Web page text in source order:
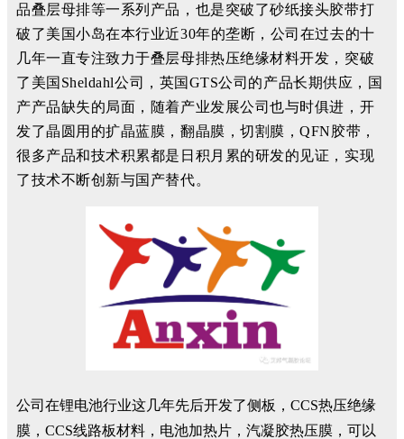
品叠层母排等一系列产品，也是突破了砂纸接头胶带打
破了美国小岛在本行业近30年的垄断，公司在过去的十
几年一直专注致力于叠层母排热压绝缘材料开发，突破
了美国Sheldahl公司，英国GTS公司的产品长期供应，国
产产品缺失的局面，随着产业发展公司也与时俱进，开
发了晶圆用的扩晶蓝膜，翻晶膜，切割膜，QFN胶带，
很多产品和技术积累都是日积月累的研发的见证，实现
了技术不断创新与国产替代。
公司在锂电池行业这几年先后开发了侧板，CCS热压绝缘
膜，CCS线路板材料，电池加热片，汽凝胶热压膜，可以